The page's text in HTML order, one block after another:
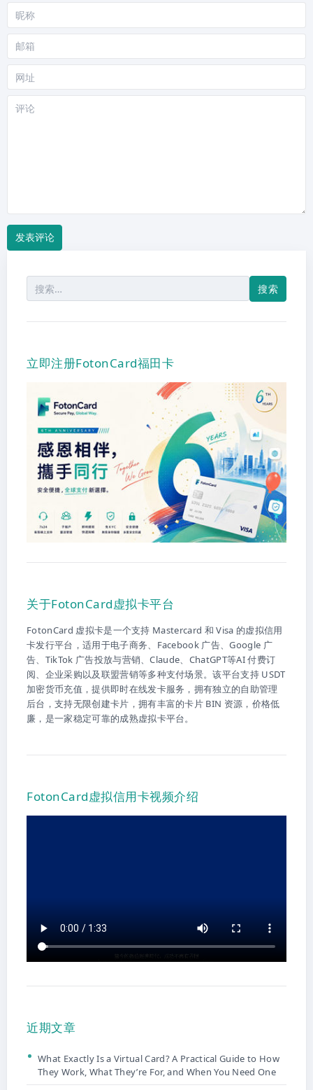
评
昵
称
邮
箱
网
站
索：
立即注册FotonCard福田卡
关于FotonCard虚拟卡平台
FotonCard 虚拟卡是一个支持 Mastercard 和 Visa 的虚拟信用
卡发行平台，适用于电子商务、Facebook 广告、Google 广
告、TikTok 广告投放与营销、Claude、ChatGPT等AI 付费订
阅、企业采购以及联盟营销等多种支付场景。该平台支持 USDT
加密货币充值，提供即时在线发卡服务，拥有独立的自助管理
后台，支持无限创建卡片，拥有丰富的卡片 BIN 资源，价格低
廉，是一家稳定可靠的成熟虚拟卡平台。
FotonCard虚拟信用卡视频介绍
近期文章
What Exactly Is a Virtual Card? A Practical Guide to How
They Work, What They’re For, and When You Need One